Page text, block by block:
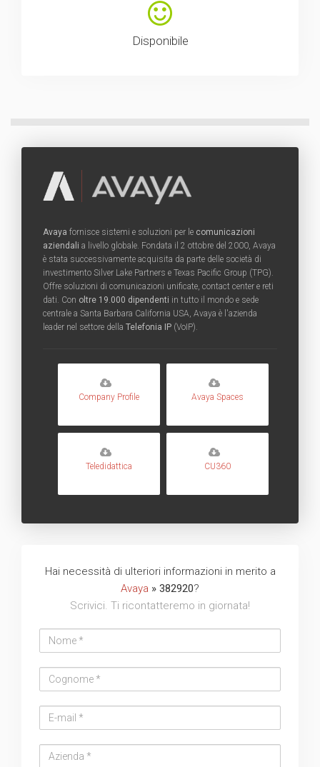
Disponibile
Avaya fornisce sistemi e soluzioni per le comunicazioni
aziendali a livello globale. Fondata il 2 ottobre del 2000, Avaya
è stata successivamente acquisita da parte delle società di
investimento Silver Lake Partners e Texas Pacific Group (TPG).
Offre soluzioni di comunicazioni unificate, contact center e reti
dati. Con oltre 19.000 dipendenti in tutto il mondo e sede
centrale a Santa Barbara California USA, Avaya è l'azienda
leader nel settore della Telefonia IP (VoIP).
Company Profile Avaya Spaces
Teledidattica CU360
Hai necessità di ulteriori informazioni in merito a
Avaya » 382920?
Scrivici. Ti ricontatteremo in giornata!
address